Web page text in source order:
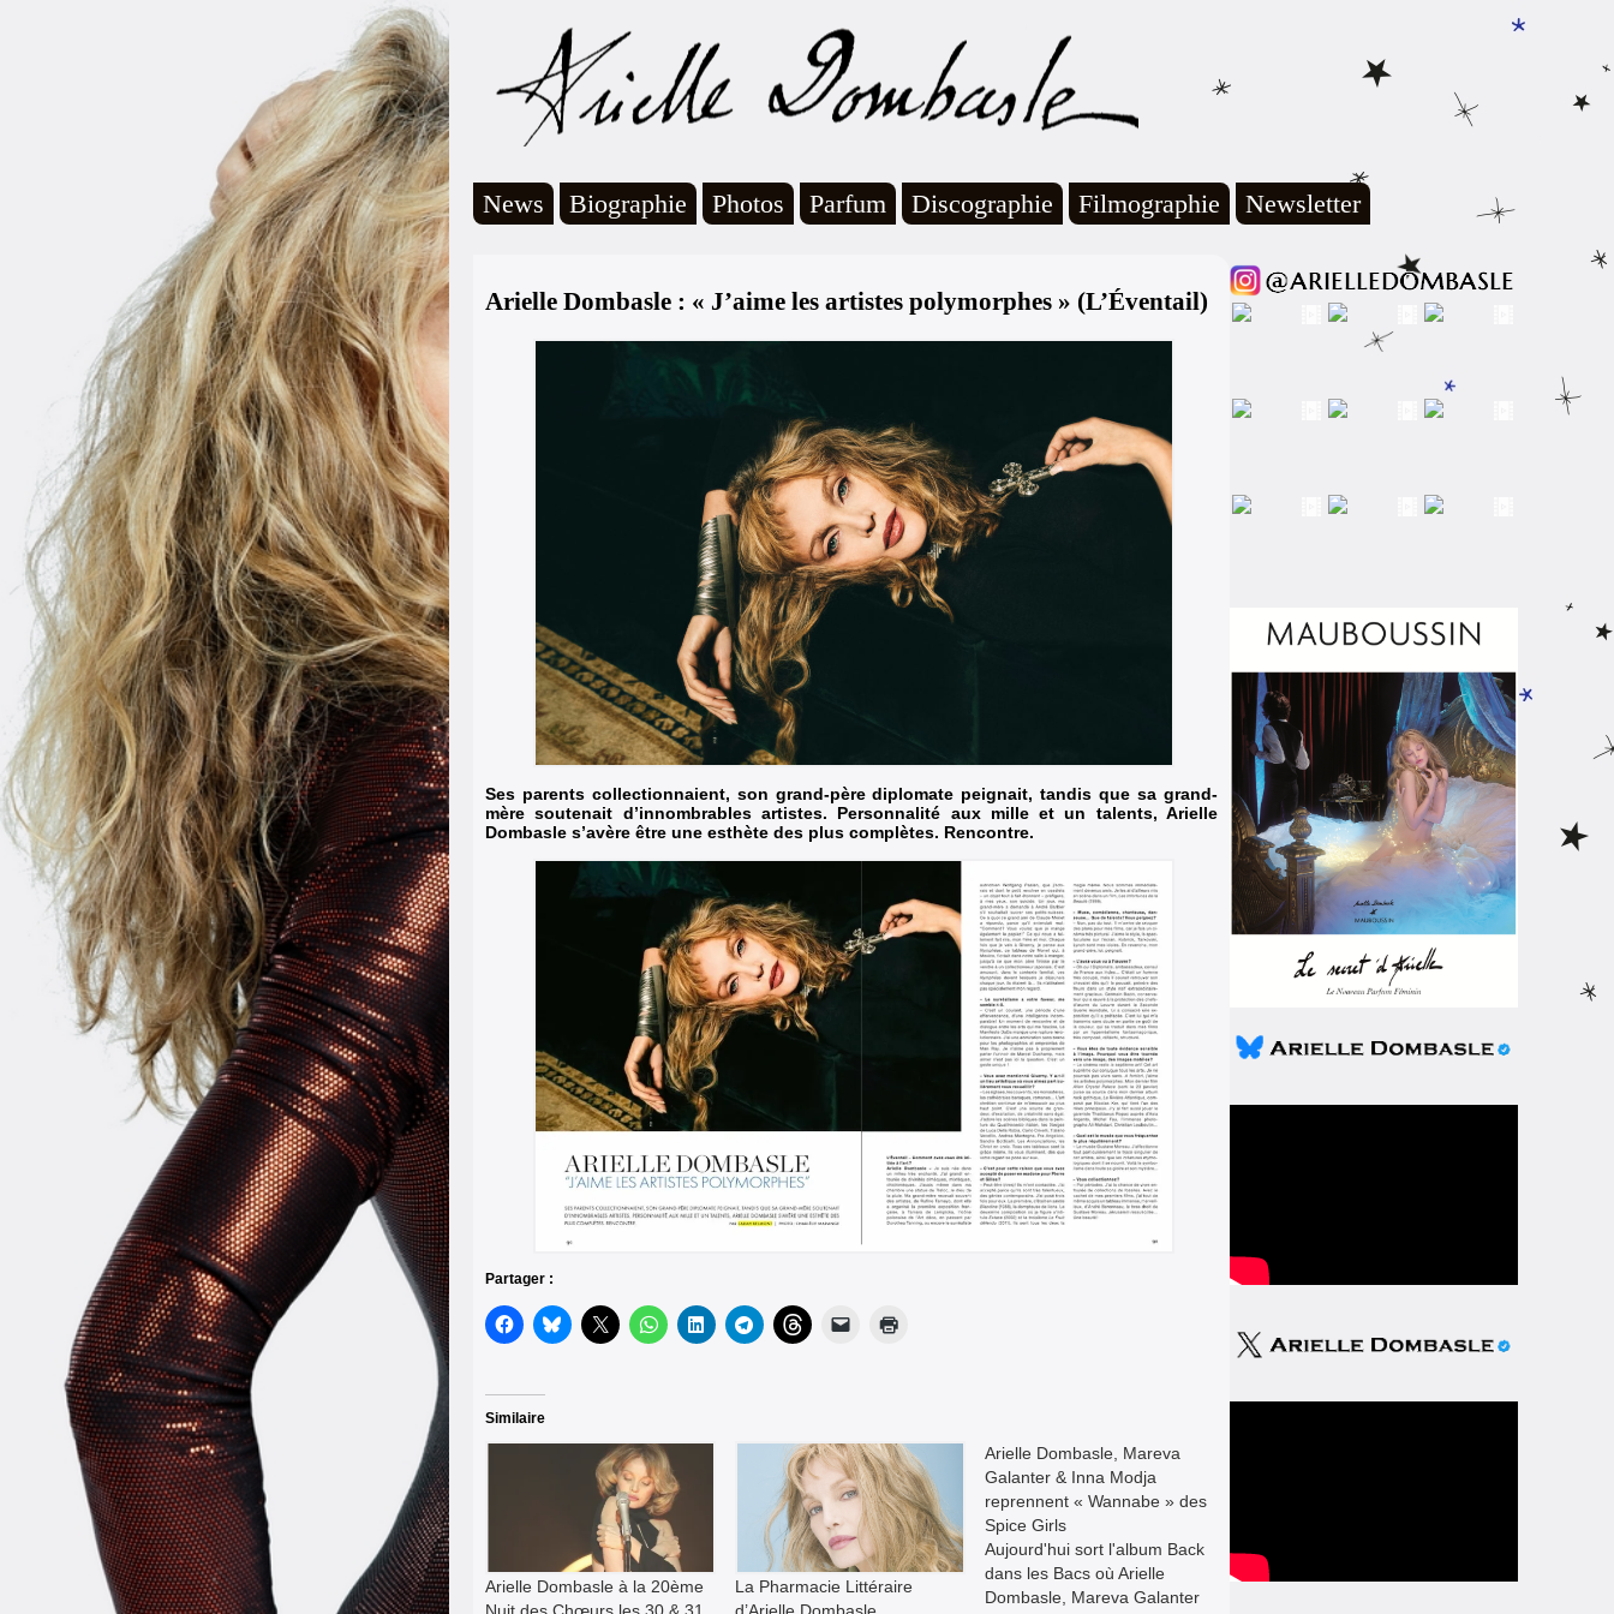
News Biographie Photos Parfum Discographie Filmographie Newsletter
Arielle Dombasle : « J’aime les artistes polymorphes » (L’Éventail)
Ses parents collectionnaient, son grand-père diplomate peignait, tandis que sa grand-
mère soutenait d’innombrables artistes. Personnalité aux mille et un talents, Arielle
Dombasle s’avère être une esthète des plus complètes. Rencontre.
Partager :
Similaire
Arielle Dombasle à la 20ème
La Pharmacie Littéraire
Arielle Dombasle, Mareva
Galanter & Inna Modja
reprennent « Wannabe » des
Spice Girls
Aujourd'hui sort l'album Back
dans les Bacs où Arielle
Dombasle, Mareva Galanter